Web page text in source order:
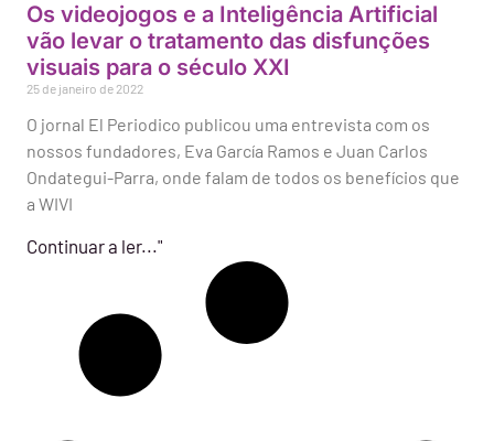
Os videojogos e a Inteligência Artificial
vão levar o tratamento das disfunções
visuais para o século XXI
25 de janeiro de 2022
O jornal El Periodico publicou uma entrevista com os
nossos fundadores, Eva García Ramos e Juan Carlos
Ondategui-Parra, onde falam de todos os benefícios que
a WIVI
Continuar a ler..."